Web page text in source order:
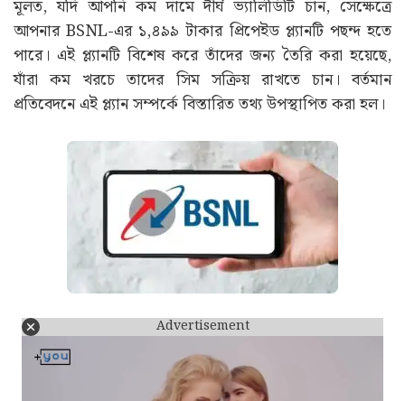
মূলত, যদি আপনি কম দামে দীর্ঘ ভ্যালিডিটি চান, সেক্ষেত্রে
আপনার BSNL-এর ১,৪৯৯ টাকার প্রিপেইড প্ল্যানটি পছন্দ হতে
পারে। এই প্ল্যানটি বিশেষ করে তাঁদের জন্য তৈরি করা হয়েছে,
যাঁরা কম খরচে তাদের সিম সক্রিয় রাখতে চান। বর্তমান
প্রতিবেদনে এই প্ল্যান সম্পর্কে বিস্তারিত তথ্য উপস্থাপিত করা হল।
Advertisement